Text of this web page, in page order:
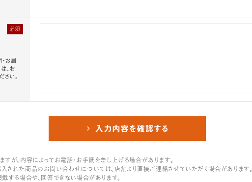
必須
お届
、お
い。
が、内容によってお電話・お手紙を差し上げる場合があります。
された商品のお問い合わせについては、店舗より直接ご連絡させていただく場合があります。
する場合や、回答できない場合があります。